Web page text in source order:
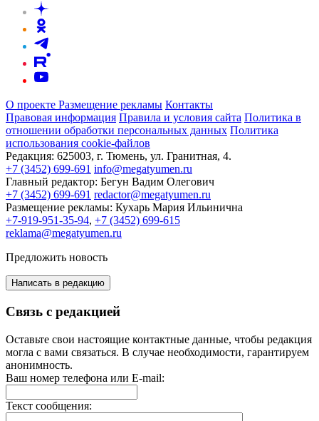
О проекте Размещение рекламы Контакты
Правовая информация Правила и условия сайта Политика в
отношении обработки персональных данных Политика
использования cookie-файлов
Редакция: 625003, г. Тюмень, ул. Гранитная, 4.
+7 (3452) 699-691 info@megatyumen.ru
Главный редактор: Бегун Вадим Олегович
+7 (3452) 699-691 redactor@megatyumen.ru
Размещение рекламы: Кухарь Мария Ильинична
+7-919-951-35-94, +7 (3452) 699-615
reklama@megatyumen.ru
Предложить новость
Написать в редакцию
Связь с редакцией
Оставьте свои настоящие контактные данные, чтобы редакция
могла с вами связаться. В случае необходимости, гарантируем
анонимность.
Ваш номер телефона или E-mail:
Текст сообщения: